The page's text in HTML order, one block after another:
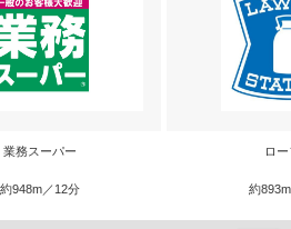
業務スーパー
約948m／12分
ロ
約